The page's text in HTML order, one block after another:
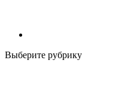
Выберите рубрику